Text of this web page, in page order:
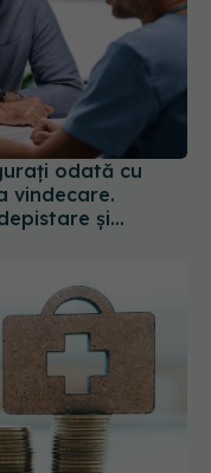
odată cu
vindecare.
şi